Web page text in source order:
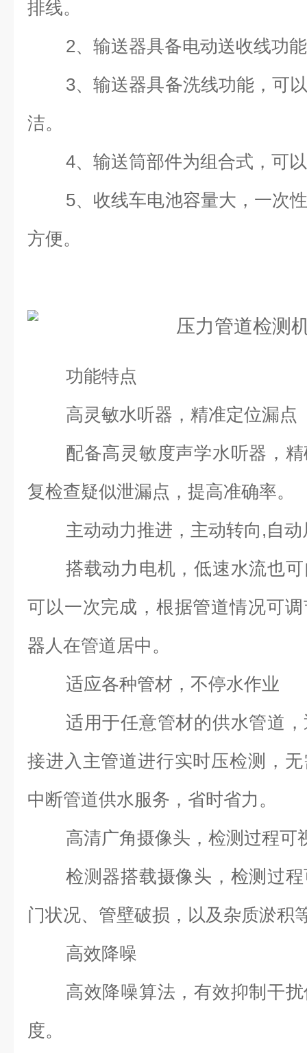
排线。
2、输送器具备电动送收线功
3、输送器具备洗线功能，可
洁。
4、输送筒部件为组合式，可
5、收线车电池容量大，一次
方便。
功能特点
高灵敏水听器，精准定位漏点
配备高灵敏度声学水听器，
复检查疑似泄漏点，提高准确率。
主动动力推进，主动转向,自动
搭载动力电机，低速水流也
可以一次完成，根据管道情况可
器人在管道居中。
适应各种管材，不停水作业
适用于任意管材的供水管道
接进入主管道进行实时压检测，
中断管道供水服务，省时省力。
高清广角摄像头，检测过程可
检测器搭载摄像头，检测过
门状况、管壁破损，以及杂质淤积
高效降噪
高效降噪算法，有效抑制干
度。